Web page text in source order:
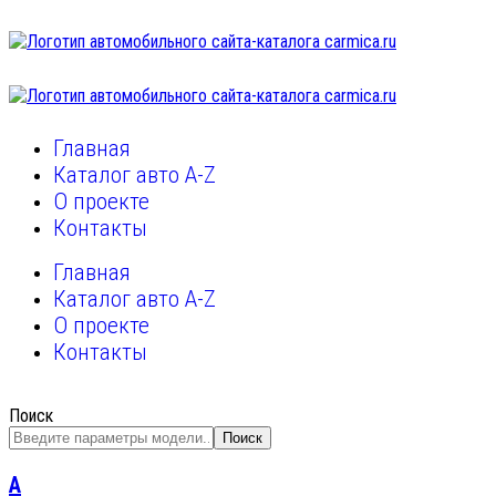
Главная
Каталог авто A-Z
О проекте
Контакты
Главная
Каталог авто A-Z
О проекте
Контакты
Поиск
Поиск
A